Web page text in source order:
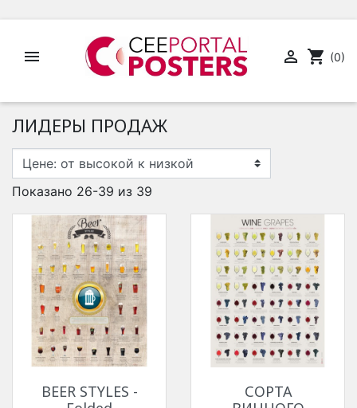
  shopping_cart (0)
ЛИДЕРЫ ПРОДАЖ
Показано 26-39 из 39
BEER STYLES -
СОРТА